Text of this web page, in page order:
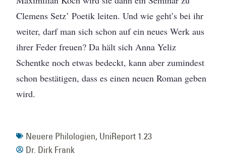
Clemens Setz’ Poetik leiten. Und wie geht’s bei ihr
weiter, darf man sich schon auf ein neues Werk aus
ihrer Feder freuen? Da hält sich Anna Yeliz
Schentke noch etwas bedeckt, kann aber zumindest
schon bestätigen, dass es einen neuen Roman geben
wird.
Neuere Philologien, UniReport 1.23
Dr. Dirk Frank